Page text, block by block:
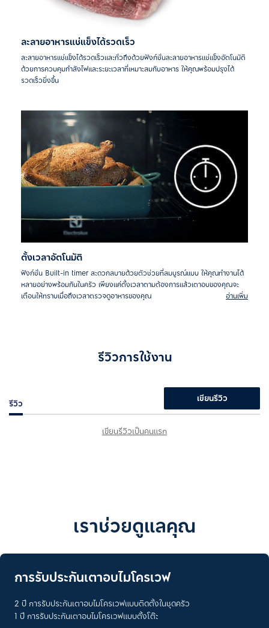
ละลายอาหารแช่แข็งได้รวดเร็ว
ละลายอาหารแช่แข็งได้รวดเร็วและทั่วถึงด้วยฟังก์ชั่นละลายอาหารแช่แข็งอัตโนมัติ
ด้วยการควบคุมกำลังไฟและระยะเวลาที่เหมาะสมกับอาหาร ให้คุณพร้อมปรุงได้
รวดเร็วยิ่งขึ้น
ตั้งเวลาอัตโนมัติ
ฟังก์ชั่น Built-in timer สะดวกสบายด้วยตัวช่วยที่สมบูรณ์แบบ ให้คุณทำงานได้
หลายอย่างพร้อมกันในครัว เพียงแค่ตั้งเวลาตามต้องการแล้วเตาอบของคุณจะ
เตือนให้ทราบเมื่อถึงเวลาตรวจดูอาหารของคุณ
อ่านเพิ่ม
รีวิวการใช้งาน
รีวิว เขียนรีวิว
เขียนรีวิวเป็นคนแรก
เราช่วยดูแลคุณ
การรับประกันเตาอบไมโครเวฟ
2 ปี การรับประกันเตาอบไมโครเวฟแบบติดตั้งในชุดครัว
1 ปี การรับประกันเตาอบไมโครเวฟแบบตั้งโต๊ะ